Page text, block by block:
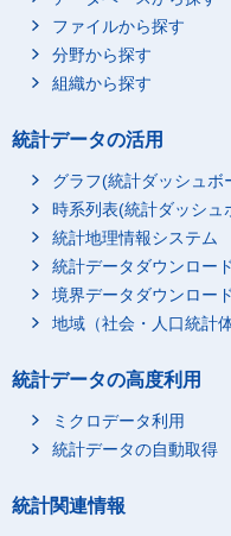
ファイルから探す
分野から探す
組織から探す
統計データの活用
グラフ(統計ダッシュボ
時系列表(統計ダッシュ
統計地理情報システム
統計データダウンロード
境界データダウンロード
地域（社会・人口統計体
統計データの高度利用
ミクロデータ利用
統計データの自動取得
統計関連情報